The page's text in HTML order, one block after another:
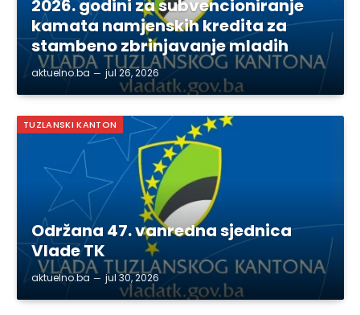
2026. godini za subvencioniranje
kamata namjenskih kredita za
stambeno zbrinjavanje mladih
aktuelno.ba jul 26, 2026
TUZLANSKI KANTON
Održana 47. vanredna sjednica
Vlade TK
aktuelno.ba jul 30, 2026